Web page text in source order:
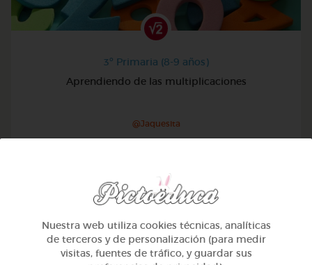
3º Primaria (8-9 años)
Aprendiendo de las multiplicaciones
@Jaquesita
Nuestra web utiliza cookies técnicas, analíticas
de terceros y de personalización (para medir
visitas, fuentes de tráfico, y guardar sus